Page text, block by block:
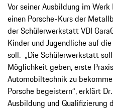
Vor seiner Ausbildung im
einen Porsche-Kurs der
der Schülerwerkstatt VDI
Kinder und Jugendliche auf
soll. „Die Schülerwerkstatt
Möglichkeit geben, erste
Automobiltechnik zu
Porsche begeistern“, erklärt
Ausbildung und Qualifizierung